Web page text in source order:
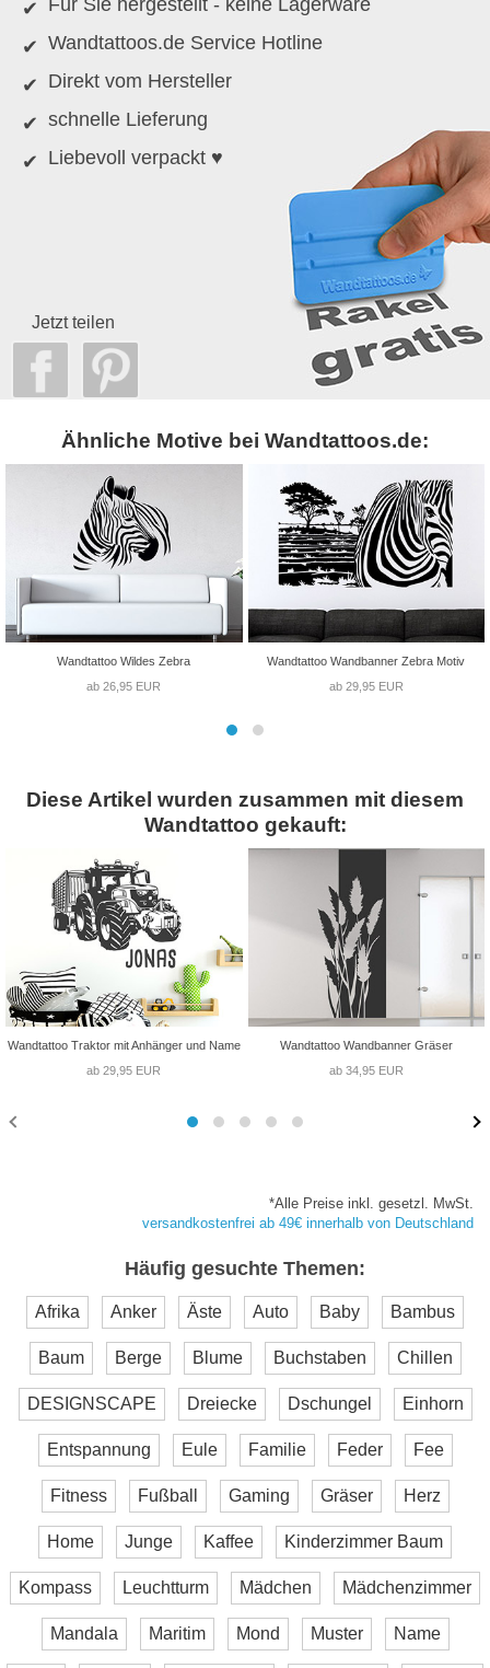
Für Sie hergestellt - keine Lagerware
Wandtattoos.de Service Hotline
Direkt vom Hersteller
schnelle Lieferung
Liebevoll verpackt ♥
Jetzt teilen
Ähnliche Motive bei Wandtattoos.de:
Wandtattoo Wildes Zebra
ab 26,95 EUR
Wandtattoo Wandbanner Zebra Motiv
ab 29,95 EUR
Diese Artikel wurden zusammen mit diesem
Wandtattoo gekauft:
Wandtattoo Traktor mit Anhänger und Name
ab 29,95 EUR
Wandtattoo Wandbanner Gräser
ab 34,95 EUR
*Alle Preise inkl. gesetzl. MwSt.
versandkostenfrei ab 49€ innerhalb von Deutschland
Häufig gesuchte Themen:
Afrika Anker Äste Auto Baby Bambus
Baum Berge Blume Buchstaben Chillen
DESIGNSCAPE Dreiecke Dschungel Einhorn
Entspannung Eule Familie Feder Fee
Fitness Fußball Gaming Gräser Herz
Home Junge Kaffee Kinderzimmer Baum
Kompass Leuchtturm Mädchen Mädchenzimmer
Mandala Maritim Mond Muster Name